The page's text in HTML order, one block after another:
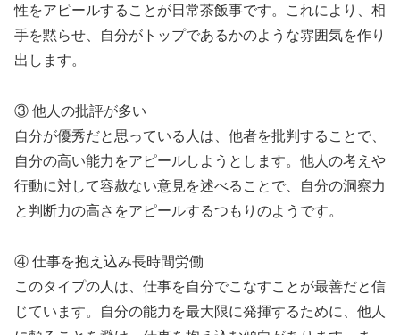
性をアピールすることが日常茶飯事です。これにより、相
手を黙らせ、自分がトップであるかのような雰囲気を作り
出します。
③ 他人の批評が多い
自分が優秀だと思っている人は、他者を批判することで、
自分の高い能力をアピールしようとします。他人の考えや
行動に対して容赦ない意見を述べることで、自分の洞察力
と判断力の高さをアピールするつもりのようです。
④ 仕事を抱え込み長時間労働
このタイプの人は、仕事を自分でこなすことが最善だと信
じています。自分の能力を最大限に発揮するために、他人